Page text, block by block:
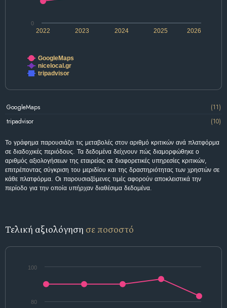
2022 2024 2026
2023 2025
0
GoogleMaps
nicelocal.gr
tripadvisor
GoogleMaps
(11)
tripadvisor
(10)
Το γράφημα παρουσιάζει τις μεταβολές στον αριθμό κριτικών ανά πλατφόρμα
σε διαδοχικές περιόδους. Τα δεδομένα δείχνουν πώς διαμορφώθηκε ο
αριθμός αξιολογήσεων της εταιρείας σε διαφορετικές υπηρεσίες κριτικών,
επιτρέποντας σύγκριση του μεριδίου και της δραστηριότητας των χρηστών σε
κάθε πλατφόρμα. Οι παρουσιαζόμενες τιμές αφορούν αποκλειστικά την
περίοδο για την οποία υπήρχαν διαθέσιμα δεδομένα.
Τελική αξιολόγηση σε ποσοστό
80
100